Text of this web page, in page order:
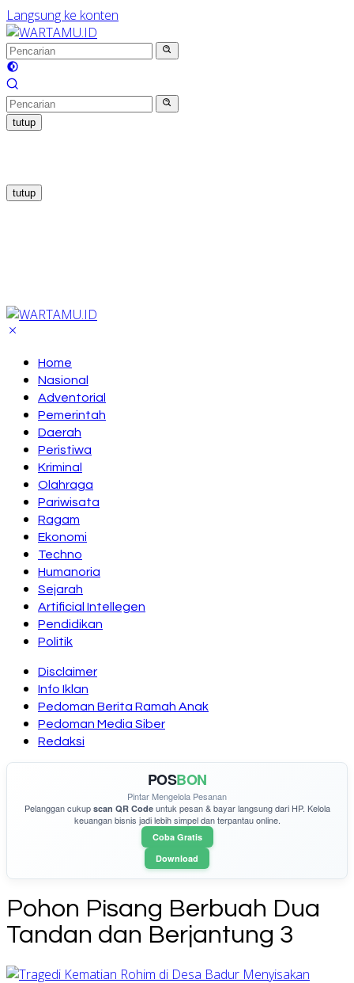
Langsung ke konten
tutup
tutup
Home
Nasional
Adventorial
Pemerintah
Daerah
Peristiwa
Kriminal
Olahraga
Pariwisata
Ragam
Ekonomi
Techno
Humanoria
Sejarah
Artificial Intellegen
Pendidikan
Politik
Disclaimer
Info Iklan
Pedoman Berita Ramah Anak
Pedoman Media Siber
Redaksi
POSBON
Pintar Mengelola Pesanan
Pelanggan cukup scan QR Codeuntuk pesan & bayar langsung dari HP. Kelola
keuangan bisnis jadi lebih simpel dan terpantau online.
Coba Gratis
Download
Pohon Pisang Berbuah Dua
Tandan dan Berjantung 3